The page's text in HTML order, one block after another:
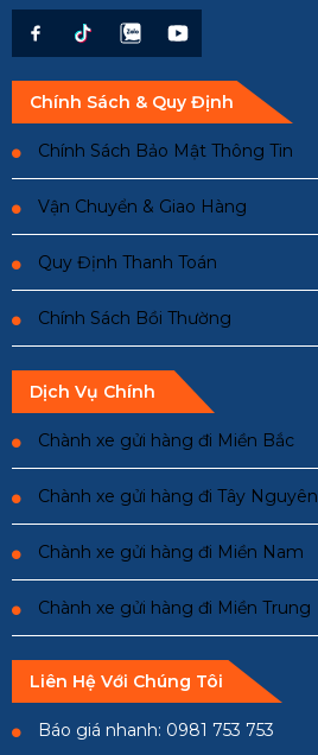
Chính Sách & Quy Định
Chính Sách Bảo Mật Thông Tin
Vận Chuyển & Giao Hàng
Quy Định Thanh Toán
Chính Sách Bồi Thường
Dịch Vụ Chính
Chành xe gửi hàng đi Miền Bắc
Chành xe gửi hàng đi Tây Nguyên
Chành xe gửi hàng đi Miền Nam
Chành xe gửi hàng đi Miền Trung
Liên Hệ Với Chúng Tôi
Báo giá nhanh: 0981 753 753